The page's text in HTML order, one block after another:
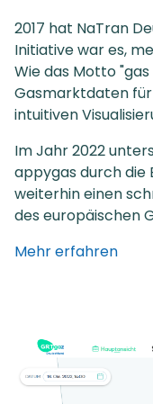
2017 hat NaTran
Initiative war es,
Wie das Motto
Gasmarktdaten
intuitiven
Im Jahr 2022
appygas durch die
weiterhin einen
des europäischen
Mehr erfahren